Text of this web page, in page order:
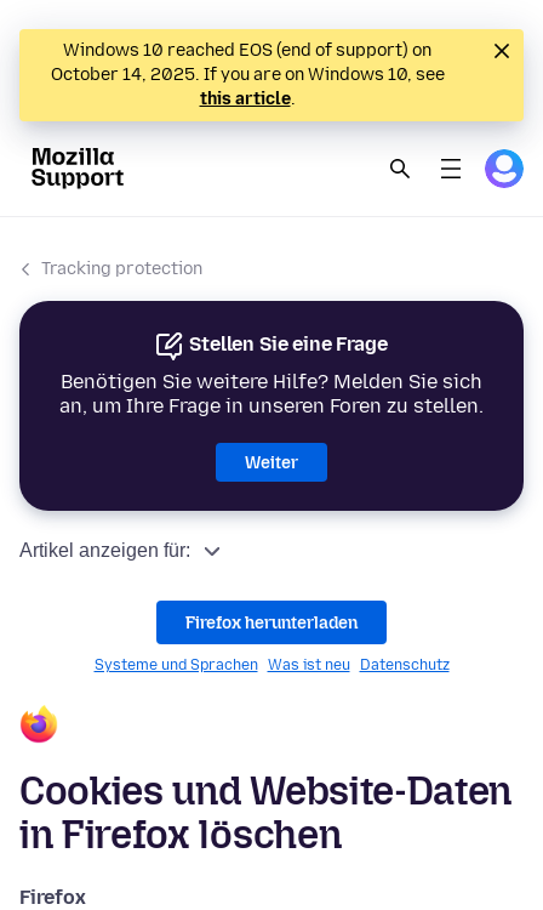
Windows 10 reached EOS (end of support) on
October 14, 2025. If you are on Windows 10, see
this article.
Tracking protection
Stellen Sie eine Frage
Benötigen Sie weitere Hilfe? Melden Sie sich
an, um Ihre Frage in unseren Foren zu stellen.
Weiter
Artikel anzeigen für:
Firefox herunterladen
Systeme und Sprachen Was ist neu Datenschutz
Cookies und Website-Daten
in Firefox löschen
Firefox